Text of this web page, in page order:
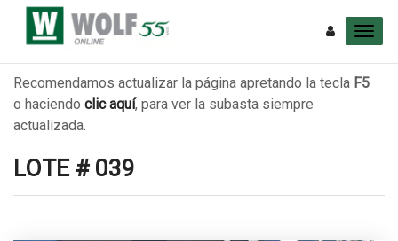
Recomendamos actualizar la página apretando la tecla F5
o haciendo clic aquí, para ver la subasta siempre
actualizada.
LOTE # 039